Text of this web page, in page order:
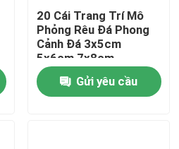
20 Cái Trang Trí Mô
Phỏng Rêu Đá Phong
Cảnh Đá 3x5cm
5x6cm 7x8cm
Gửi yêu cầu